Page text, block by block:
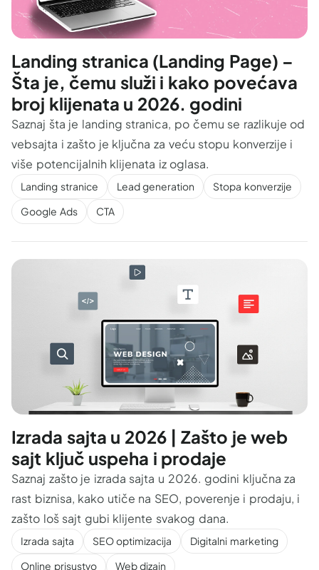
Landing stranica (Landing Page) –
Šta je, čemu služi i kako povećava
broj klijenata u 2026. godini
Saznaj šta je landing stranica, po čemu se razlikuje od
vebsajta i zašto je ključna za veću stopu konverzije i
više potencijalnih klijenata iz oglasa.
Landing stranice Lead generation
Stopa konverzije
Google Ads
CTA
Izrada sajta u 2026 | Zašto je web
sajt ključ uspeha i prodaje
Saznaj zašto je izrada sajta u 2026. godini ključna za
rast biznisa, kako utiče na SEO, poverenje i prodaju, i
zašto loš sajt gubi klijente svakog dana.
Izrada sajta SEO optimizacija
Digitalni marketing
Online prisustvo
Web dizajn